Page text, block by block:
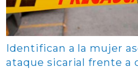
Identifican a la mujer
ataque sicarial frente a